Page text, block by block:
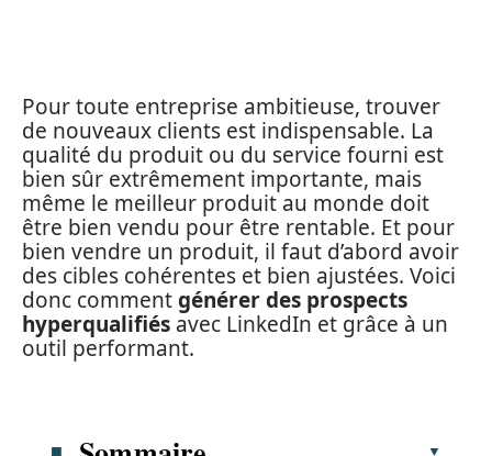
Pour toute entreprise ambitieuse, trouver
de nouveaux clients est indispensable. La
qualité du produit ou du service fourni est
bien sûr extrêmement importante, mais
même le meilleur produit au monde doit
être bien vendu pour être rentable. Et pour
bien vendre un produit, il faut d’abord avoir
des cibles cohérentes et bien ajustées. Voici
donc commentgénérer des prospects
hyperqualifiés avec LinkedIn et grâce à un
outil performant.